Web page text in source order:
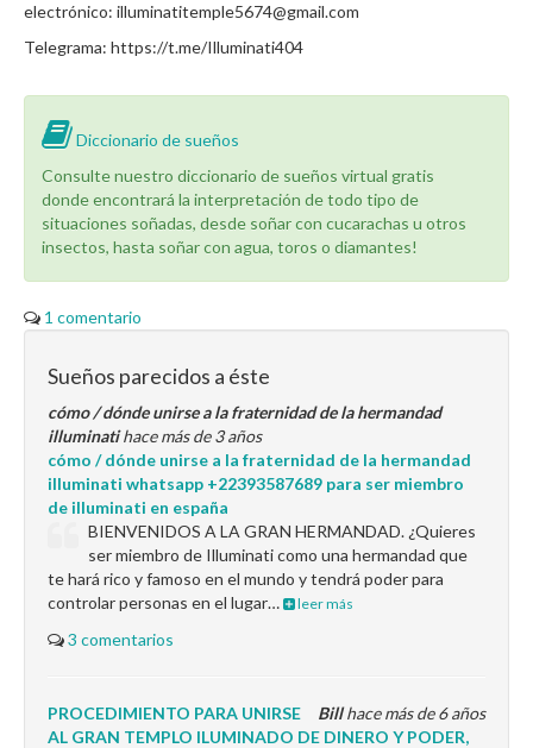
electrónico: illuminatitemple5674@gmail.com
Telegrama: https://t.me/Illuminati404
Diccionario de sueños
Consulte nuestro diccionario de sueños virtual gratis
donde encontrará la interpretación de todo tipo de
situaciones soñadas, desde soñar con cucarachas u otros
insectos, hasta soñar con agua, toros o diamantes!
1 comentario
Sueños parecidos a éste
cómo / dónde unirse a la fraternidad de la hermandad
illuminatihace más de 3 años
cómo / dónde unirse a la fraternidad de la hermandad
illuminati whatsapp +22393587689 para ser miembro
de illuminati en españa
BIENVENIDOS A LA GRAN HERMANDAD. ¿Quieres
ser miembro de Illuminati como una hermandad que
te hará rico y famoso en el mundo y tendrá poder para
controlar personas en el lugar…
leer más
3 comentarios
Billhace más de 6 años
PROCEDIMIENTO PARA UNIRSE
AL GRAN TEMPLO ILUMINADO DE DINERO Y PODER,